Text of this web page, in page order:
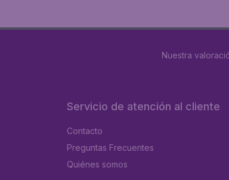
Nuestra
Servicio de atención al cliente
Contacto
Preguntas Frecuentes
Quiénes somos